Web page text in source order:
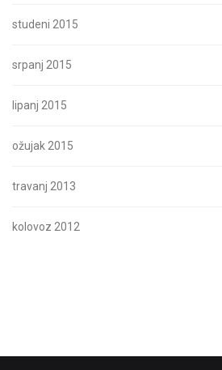
studeni 2015
srpanj 2015
lipanj 2015
ožujak 2015
travanj 2013
kolovoz 2012